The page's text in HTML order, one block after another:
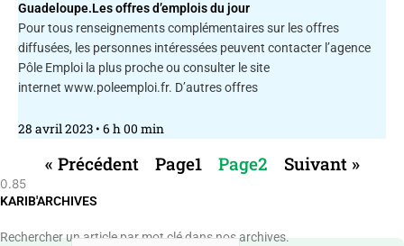
Guadeloupe.Les offres d’emplois du jour
Pour tous renseignements complémentaires sur les offres
diffusées, les personnes intéressées peuvent contacter l’agence
Pôle Emploi la plus proche ou consulter le site
internet www.poleemploi.fr. D’autres offres
28 avril 2023 6 h 00 min
« Précédent Page1 Page2 Suivant »
KARIB'ARCHIVES
Rechercher un article par mot clé dans nos archives.